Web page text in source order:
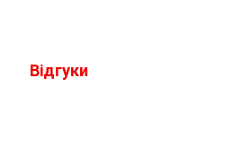
Відгуки